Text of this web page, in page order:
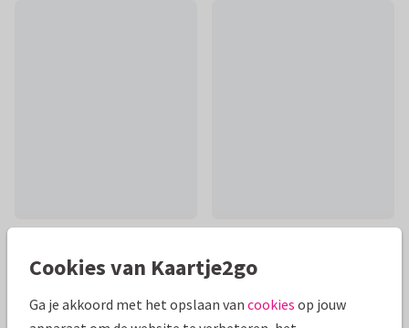
Mooie extra's bij je kaart
Cookies van Kaartje2go
Ga je akkoord met het opslaan van cookies op jouw